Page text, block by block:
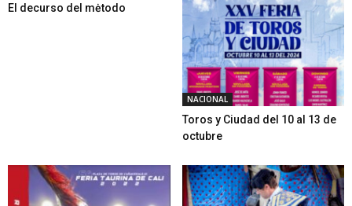
El decurso del mėtodo
NACIONAL
Toros y Ciudad del 10 al 13 de
octubre